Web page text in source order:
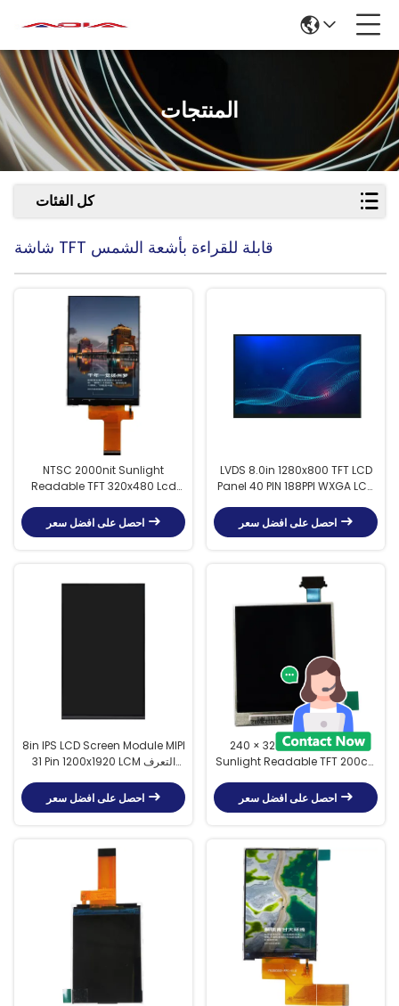
المنتجات
كل الفئات
شاشة TFT قابلة للقراءة بأشعة الشمس
NTSC 2000nit Sunlight
Readable TFT 320x480 Lcd
احصل على افضل سعر
LVDS 8.0in 1280x800 TFT LCD
Panel 40 PIN 188PPI WXGA LCD
احصل على افضل سعر
8in IPS LCD Screen Module MIPI
31 Pin 1200x1920 LCM التعرف
احصل على افضل سعر
240 × 320 QVGA IPS 2.4in
Sunlight Readable TFT 200cd
احصل على افضل سعر